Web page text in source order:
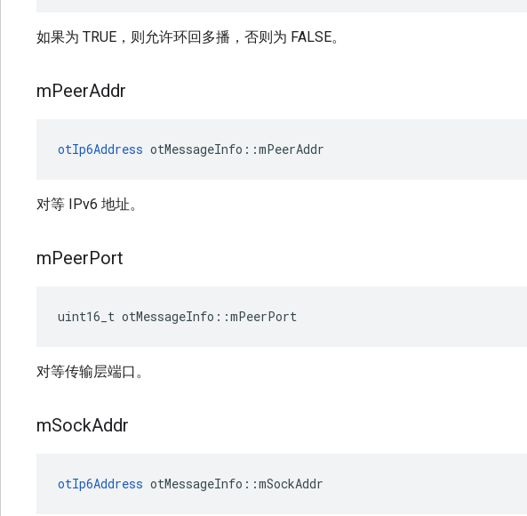
如果为 TRUE，则允许环回多播，否则为 FALSE。
mPeerAddr
otIp6Address otMessageInfo ::mPeerAddr
对等 IPv6 地址。
mPeerPort
uint16_t otMessageInfo ::mPeerPort
对等传输层端口。
mSockAddr
otIp6Address otMessageInfo ::mSockAddr